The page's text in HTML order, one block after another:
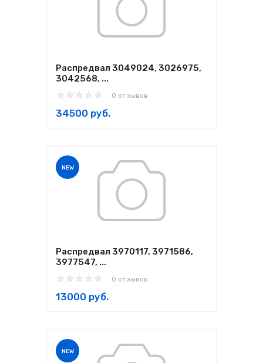
Распредвал 3049024, 3026975,
3042568, ...
0 отзывов
34500 руб.
NEW
Распредвал 3970117, 3971586,
3977547, ...
0 отзывов
13000 руб.
NEW